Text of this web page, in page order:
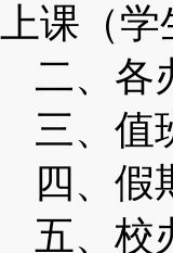
上课（学
二、各
三、值
四、 假
五、 校